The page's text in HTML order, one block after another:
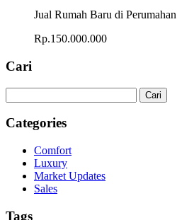
Jual Rumah Baru di
Rp.150.000.000
Cari
untuk:
Categories
Comfort
Luxury
Market Updates
Sales
Tags